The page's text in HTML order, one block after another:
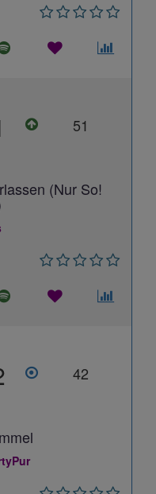
51
(Nur So!
42